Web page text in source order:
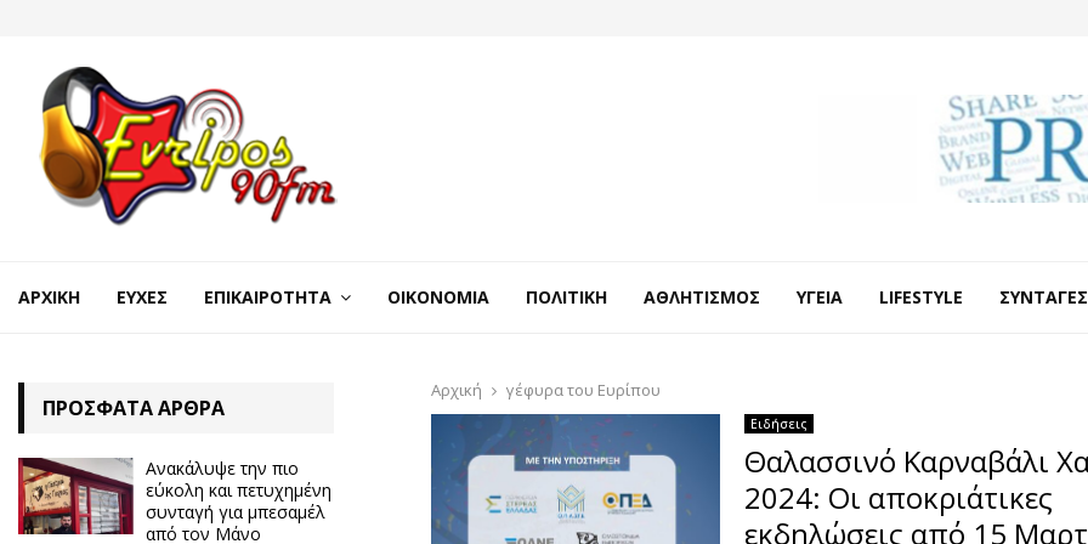
ΑΡΧΙΚΉ ΕΥΧΈΣ ΕΠΙΚΑΙΡΌΤΗΤΑ ΟΙΚΟΝΟΜΊΑ ΠΟΛΙΤΙΚΉ ΑΘΛΗΤΙΣΜΌΣ ΥΓΕΊΑ LIFESTYLE ΣΥΝΤΑΓΈΣ
Αρχική γέφυρα του Ευρίπου
Ειδήσεις
Θαλασσινό Καρναβάλι
2024: Οι αποκριάτικες
εκδηλώσεις από 15
ΠΡΌΣΦΑΤΑ ΆΡΘΡΑ
Ανακάλυψε την πιο
εύκολη και πετυχημένη
συνταγή για μπεσαμέλ
από τον Μάνο